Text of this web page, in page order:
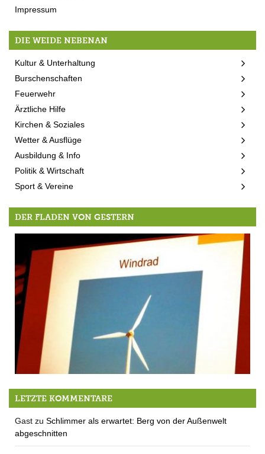
Impressum
DIE WEIDE NEBENAN
Kultur & Unterhaltung
Burschenschaften
Feuerwehr
Ärztliche Hilfe
Kirchen & Soziales
Wetter & Ausflüge
Ausbildung & Info
Politik & Wirtschaft
Sport & Vereine
DER FLADEN VON GESTERN
Bürgerversammlung 2015 – die Windkraft
LETZTE KOMMENTARE
Gast zu Schlimmer als erwartet: Berg von der Außenwelt
abgeschnitten